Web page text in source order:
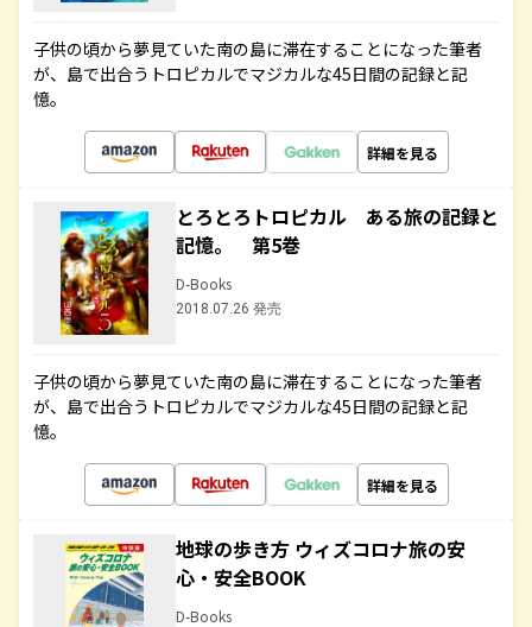
子供の頃から夢見ていた南の島に滞在することになった筆者
が、島で出合うトロピカルでマジカルな45日間の記録と記
憶。
詳細を見る
とろとろトロピカル ある旅の記録と
記憶。 第5巻
D-Books
2018.07.26 発売
子供の頃から夢見ていた南の島に滞在することになった筆者
が、島で出合うトロピカルでマジカルな45日間の記録と記
憶。
詳細を見る
地球の歩き方 ウィズコロナ旅の安
心・安全BOOK
D-Books